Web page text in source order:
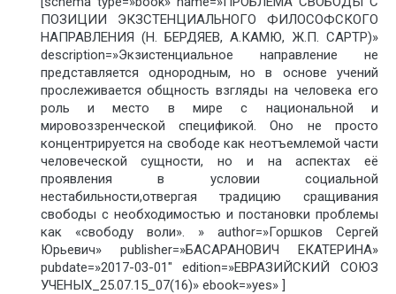
ПОЗИЦИИ ЭКЗСТЕНЦИАЛЬНОГО ФИЛОСОФСКОГО
НАПРАВЛЕНИЯ (Н. БЕРДЯЕВ, А.КАМЮ, Ж.П. САРТР)»
description=»Экзистенциальное направление не
представляется однородным, но в основе учений
прослеживается общность взгляды на человека его
роль и место в мире с национальной и
мировоззренческой спецификой. Оно не просто
концентрируется на свободе как неотъемлемой части
человеческой сущности, но и на аспектах её
проявления в условии социальной
нестабильности,отвергая традицию сращивания
свободы с необходимостью и постановки проблемы
как «свободу воли». » author=»Горшков Сергей
Юрьевич» publisher=»БАСАРАНОВИЧ ЕКАТЕРИНА»
pubdate=»2017-03-01″ edition=»ЕВРАЗИЙСКИЙ СОЮЗ
УЧЕНЫХ_25.07.15_07(16)» ebook=»yes» ]